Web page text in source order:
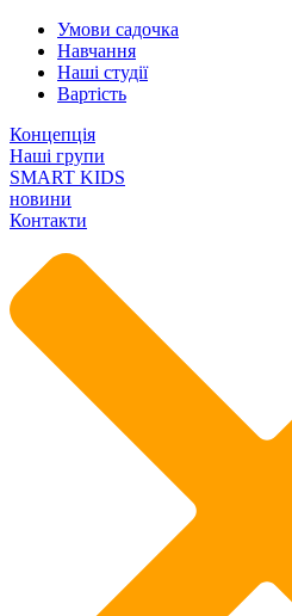
Умови садочка
Навчання
Наші студії
Вартість
Концепція
Наші групи
SMART KIDS
новини
Контакти